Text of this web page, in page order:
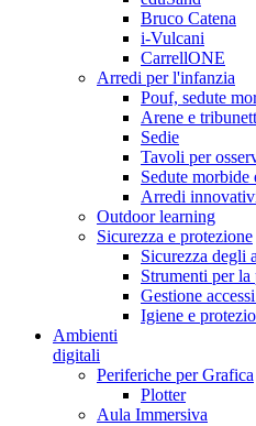
Bruco Catena
i-Vulcani
CarrellONE
Arredi per l'infanzia
Pouf, sedute
Arene e
Sedie
Tavoli per
Sedute morbide
Arredi
Outdoor learning
Sicurezza e protezione
Sicurezza degli
Strumenti per la
Gestione
Igiene e
Ambienti
digitali
Periferiche per Grafica
Plotter
Aula Immersiva